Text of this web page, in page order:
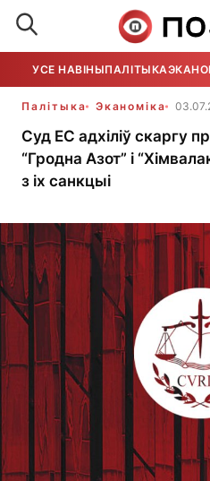
УСЕ НАВІНЫПАЛІТЫКА
Палітыка Эканоміка
Суд ЕС адхіліў скаргу
“Гродна Азот” і
з іх санкцыі